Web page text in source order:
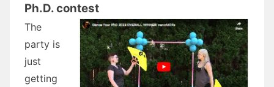
Ph.D. contest
The
party is
just
getting